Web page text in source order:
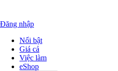
Đăng nhập
Nổi bật
Giá cả
Việc làm
eShop